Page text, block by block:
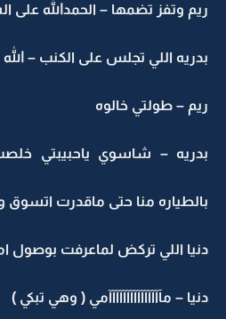
ريم وتفز تضمها – الحمدالله على
بدريه اللي تجلس على الكنب –
ريم – طولتي خالوه
بدريه – شاسوي ياحبيبتي
بالطياره منا حتى ماقدرت
دنيا اللي تركض لماعرفت بوصول
دنيا – مآآآآآآآآآآآآآآآمي ( وهي تبكي )